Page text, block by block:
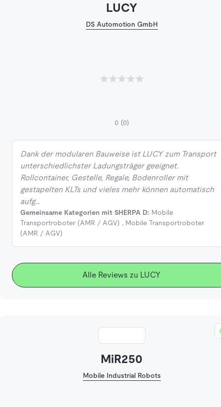
LUCY
DS Automotion GmbH
0 (0)
Dank der modularen Bauweise ist LUCY zum Transport
unterschiedlichster Ladungsträger geeignet.
Rollcontainer, Gestelle, Regale, Bodenroller mit
gestapelten KLTs und vieles mehr können automatisch
aufg…
Gemeinsame Kategorien mit SHERPA D: Mobile
Transportroboter (AMR / AGV) , Mobile Transportroboter
(AMR / AGV)
Alle Reviews zu LUCY
MiR250
Mobile Industrial Robots